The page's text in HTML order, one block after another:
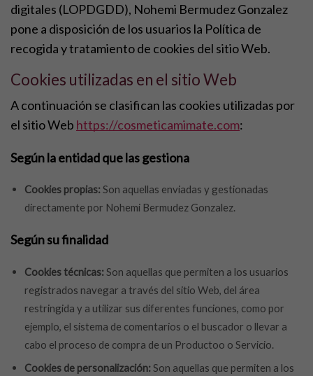
digitales (LOPDGDD), Nohemi Bermudez Gonzalez
pone a disposición de los usuarios la Política de
recogida y tratamiento de cookies del sitio Web.
Cookies utilizadas en el sitio Web
A continuación se clasifican las cookies utilizadas por
el sitio Web https://cosmeticamimate.com:
Según la entidad que las gestiona
Cookies propias: Son aquellas enviadas y gestionadas
directamente por Nohemi Bermudez Gonzalez.
Según su finalidad
Cookies técnicas: Son aquellas que permiten a los usuarios
registrados navegar a través del sitio Web, del área
restringida y a utilizar sus diferentes funciones, como por
ejemplo, el sistema de comentarios o el buscador o llevar a
cabo el proceso de compra de un Productoo o Servicio.
Cookies de personalización: Son aquellas que permiten a los